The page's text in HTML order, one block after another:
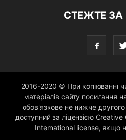
СТЕЖТЕ
2016-2020 © При копіюванні
матеріалів сайту посилання
обов'язкове не нижче
доступний за ліцензією
International license, якщо